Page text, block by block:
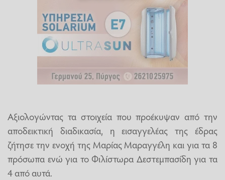
Αξιολογώντας τα στοιχεία που προέκυψαν από την
αποδεικτική διαδικασία, η εισαγγελέας της έδρας
ζήτησε την ενοχή της Μαρίας Μαραγγέλη και για τα 8
πρόσωπα ενώ για το Φιλίστωρα Δεστεμπασίδη για τα
4 από αυτά.